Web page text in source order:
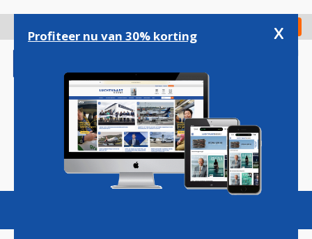
gaan
Check in
Magazine Podcasts Vacatures
Profiteer nu van 30% korting x